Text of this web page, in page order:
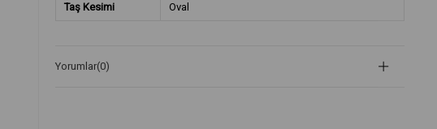
Taş Kesimi Oval
Yorumlar(0)